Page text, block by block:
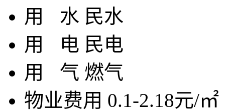
用 水 民水
用
电 民电
用 气 燃气
物业费用 0.1-2.18元/㎡